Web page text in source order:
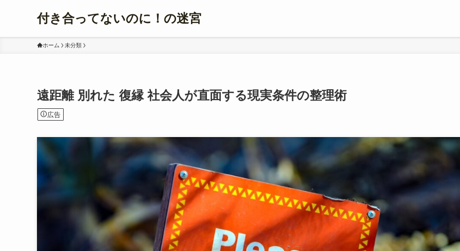
付き合ってないのに！の迷宮
ホーム 未分類
遠距離 別れた 復縁 社会人が直面する現実条件の整理術
広告